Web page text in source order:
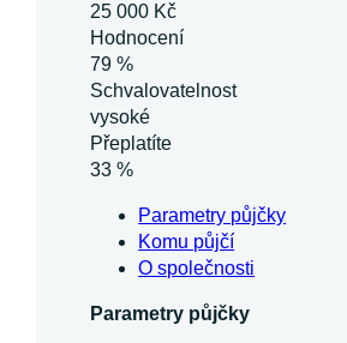
25 000 Kč
Hodnocení
79 %
Schvalovatelnost
vysoké
Přeplatíte
33 %
Parametry půjčky
Komu půjčí
O společnosti
Parametry půjčky